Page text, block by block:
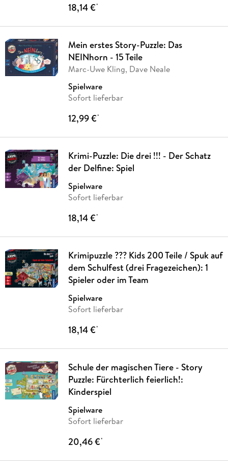
18,14 €*
Mein erstes Story-Puzzle: Das
NEINhorn - 15 Teile
Marc-Uwe Kling, Dave Neale
Spielware
Sofort lieferbar
12,99 €*
Krimi-Puzzle: Die drei !!! - Der Schatz
der Delfine: Spiel
Spielware
Sofort lieferbar
18,14 €*
Krimipuzzle ??? Kids 200 Teile / Spuk auf
dem Schulfest (drei Fragezeichen): 1
Spieler oder im Team
Spielware
Sofort lieferbar
18,14 €*
Schule der magischen Tiere - Story
Puzzle: Fürchterlich feierlich!:
Kinderspiel
Spielware
Sofort lieferbar
20,46 €*